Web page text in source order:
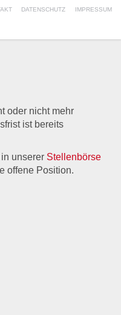
DATENSCHUTZ IMPRESSUM
oder nicht mehr
ist bereits
unserer Stellenbörse
offene Position.